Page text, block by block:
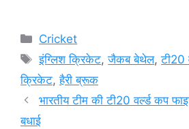
Categories
Cricket
Tags
इंग्लिश क्रिकेट,जैकब बेथेल,टी20
क्रिकेट,हैरी ब्रूक
भारतीय टीम की टी20 वर्ल्ड कप
बधाई